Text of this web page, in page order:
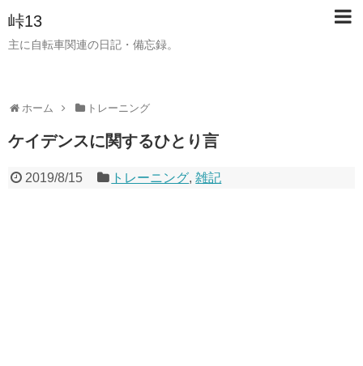
峠13
主に自転車関連の日記・備忘録。
ホーム トレーニング
ケイデンスに関するひとり言
2019/8/15 トレーニング,雑記